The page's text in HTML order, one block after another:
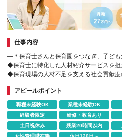
仕事内容
―＊保育士さんと保育園をつなぎ、子ど
◆保育士に特化した人材紹介サービスを担
◆保育現場の人材不足を支える社会貢献度
アピールポイント
職種未経験OK 業種未経験OK
経験者限定
研修・教育あり
土日祝休み
残業20時間以内
女性管理職在籍
休日120日～